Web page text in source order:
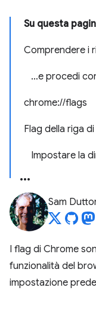
Su questa
Comprendere i
…e procedi
chrome://flags
Flag della riga
Impostare la
Sam
I flag di Chrome
funzionalità del
impostazione